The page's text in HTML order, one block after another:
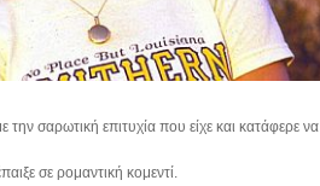
σαρωτική επιτυχία που είχε και κατάφερε να
σε ρομαντική κομεντί.